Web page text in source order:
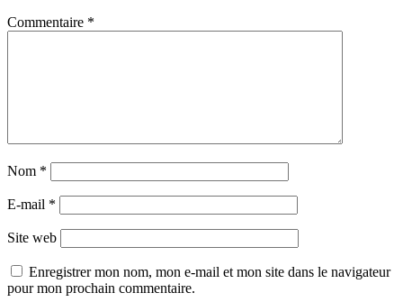
Commentaire *
Nom *
E-mail *
Site web
Enregistrer mon nom, mon e-mail et mon site dans le navigateur
pour mon prochain commentaire.